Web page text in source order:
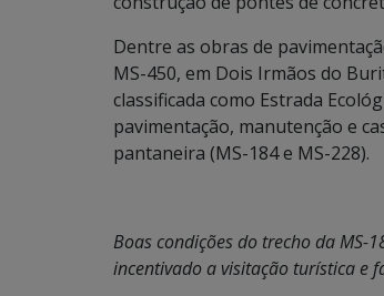
Dentre as obras de
MS-450, em Dois Irmãos do
classificada como Estrada
pavimentação, manutenção e
pantaneira (MS-184 e MS-228).
Boas condições do trecho da MS-
incentivado a visitação turística e